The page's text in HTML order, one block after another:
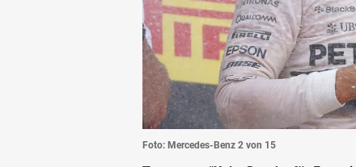
Foto: Mercedes-Benz 2 von 15